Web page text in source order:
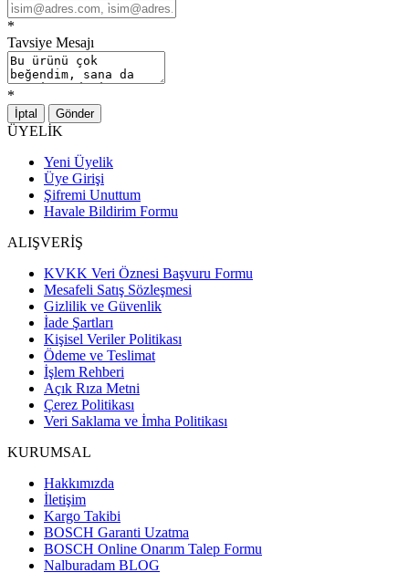
*
Tavsiye Mesajı
*
İptal Gönder
ÜYELİK
Yeni Üyelik
Üye Girişi
Şifremi Unuttum
Havale Bildirim Formu
ALIŞVERİŞ
KVKK Veri Öznesi Başvuru Formu
Mesafeli Satış Sözleşmesi
Gizlilik ve Güvenlik
İade Şartları
Kişisel Veriler Politikası
Ödeme ve Teslimat
İşlem Rehberi
Açık Rıza Metni
Çerez Politikası
Veri Saklama ve İmha Politikası
KURUMSAL
Hakkımızda
İletişim
Kargo Takibi
BOSCH Garanti Uzatma
BOSCH Online Onarım Talep Formu
Nalburadam BLOG